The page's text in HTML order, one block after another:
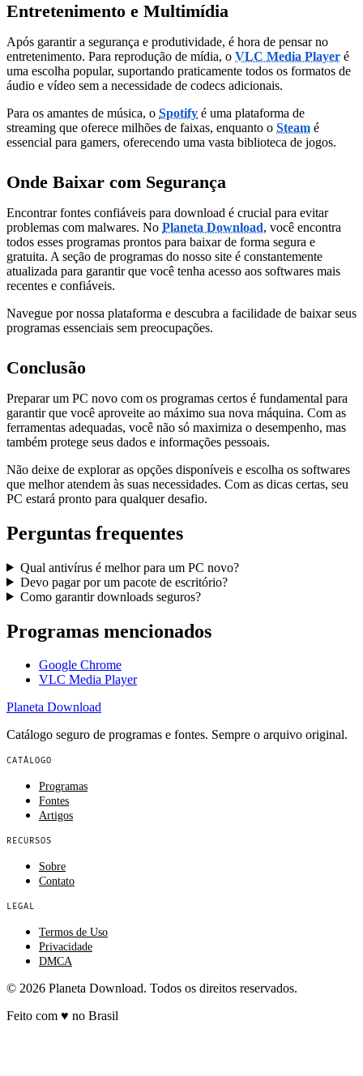
Entretenimento e Multimídia
Após garantir a segurança e produtividade, é hora de pensar no
entretenimento. Para reprodução de mídia, o VLC Media Player é
uma escolha popular, suportando praticamente todos os formatos de
áudio e vídeo sem a necessidade de codecs adicionais.
Para os amantes de música, o Spotify é uma plataforma de
streaming que oferece milhões de faixas, enquanto o Steam é
essencial para gamers, oferecendo uma vasta biblioteca de jogos.
Onde Baixar com Segurança
Encontrar fontes confiáveis para download é crucial para evitar
problemas com malwares. No Planeta Download, você encontra
todos esses programas prontos para baixar de forma segura e
gratuita. A seção de programas do nosso site é constantemente
atualizada para garantir que você tenha acesso aos softwares mais
recentes e confiáveis.
Navegue por nossa plataforma e descubra a facilidade de baixar seus
programas essenciais sem preocupações.
Conclusão
Preparar um PC novo com os programas certos é fundamental para
garantir que você aproveite ao máximo sua nova máquina. Com as
ferramentas adequadas, você não só maximiza o desempenho, mas
também protege seus dados e informações pessoais.
Não deixe de explorar as opções disponíveis e escolha os softwares
que melhor atendem às suas necessidades. Com as dicas certas, seu
PC estará pronto para qualquer desafio.
Perguntas frequentes
Qual antivírus é melhor para um PC novo?
Devo pagar por um pacote de escritório?
Como garantir downloads seguros?
Programas mencionados
Google Chrome
VLC Media Player
Planeta Download
Catálogo seguro de programas e fontes. Sempre o arquivo original.
CATÁLOGO
Programas
Fontes
Artigos
RECURSOS
Sobre
Contato
LEGAL
Termos de Uso
Privacidade
DMCA
© 2026 Planeta Download. Todos os direitos reservados.
Feito com ♥ no Brasil